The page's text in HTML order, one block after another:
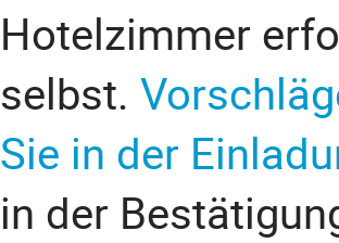
Hotelzimmer
selbst.
Sie in der
in der